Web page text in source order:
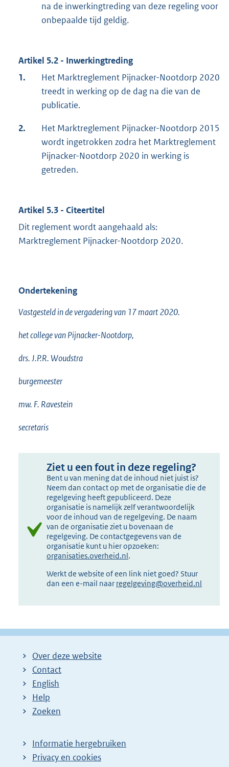
na de inwerkingtreding van deze regeling voor
onbepaalde tijd geldig.
Artikel 5.2 - Inwerkingtreding
1.
Het Marktreglement Pijnacker-Nootdorp 2020
treedt in werking op de dag na die van de
publicatie.
2.
Het Marktreglement Pijnacker-Nootdorp 2015
wordt ingetrokken zodra het Marktreglement
Pijnacker-Nootdorp 2020 in werking is
getreden.
Artikel 5.3 - Citeertitel
Dit reglement wordt aangehaald als:
Marktreglement Pijnacker-Nootdorp 2020.
Ondertekening
Vastgesteld in de vergadering van 17 maart 2020.
het college van Pijnacker-Nootdorp,
drs. J.P.R. Woudstra
burgemeester
mw. F. Ravestein
secretaris
Ziet u een fout in deze regeling?
Bent u van mening dat de inhoud niet juist is?
Neem dan contact op met de organisatie die de
regelgeving heeft gepubliceerd. Deze
organisatie is namelijk zelf verantwoordelijk
voor de inhoud van de regelgeving. De naam
van de organisatie ziet u bovenaan de
regelgeving. De contactgegevens van de
organisatie kunt u hier opzoeken:
organisaties.overheid.nl.
Werkt de website of een link niet goed? Stuur
dan een e-mail naar regelgeving@overheid.nl
Over deze website
Contact
English
Help
Zoeken
Informatie hergebruiken
Privacy en cookies